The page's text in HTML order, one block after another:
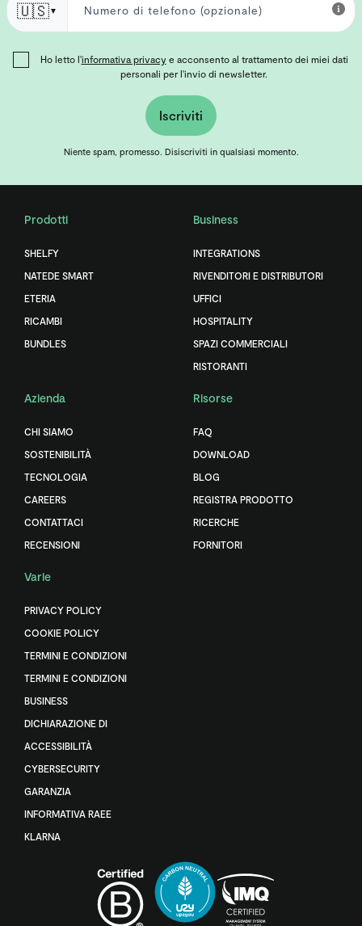
🇺🇸▼
Ho letto l'informativa privacye acconsento al trattamento dei miei dati
personali per l'invio di newsletter.
Iscriviti
Niente spam, promesso. Disiscriviti in qualsiasi momento.
Prodotti
SHELFY
NATEDE SMART
ETERIA
RICAMBI
BUNDLES
Business
INTEGRATIONS
RIVENDITORI E DISTRIBUTORI
UFFICI
HOSPITALITY
SPAZI COMMERCIALI
RISTORANTI
Azienda
CHI SIAMO
SOSTENIBILITÀ
TECNOLOGIA
CAREERS
CONTATTACI
RECENSIONI
Risorse
FAQ
DOWNLOAD
BLOG
REGISTRA PRODOTTO
RICERCHE
FORNITORI
Varie
PRIVACY POLICY
COOKIE POLICY
TERMINI E CONDIZIONI
TERMINI E CONDIZIONI
BUSINESS
DICHIARAZIONE DI
ACCESSIBILITÀ
CYBERSECURITY
GARANZIA
INFORMATIVA RAEE
KLARNA